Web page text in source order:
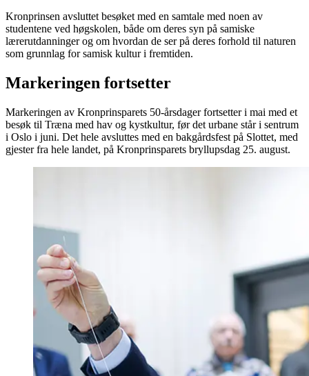
Kronprinsen avsluttet besøket med en samtale med noen av
studentene ved høgskolen, både om deres syn på samiske
lærerutdanninger og om hvordan de ser på deres forhold til naturen
som grunnlag for samisk kultur i fremtiden.
Markeringen fortsetter
Markeringen av Kronprinsparets 50-årsdager fortsetter i mai med et
besøk til Træna med hav og kystkultur, før det urbane står i sentrum
i Oslo i juni. Det hele avsluttes med en bakgårdsfest på Slottet, med
gjester fra hele landet, på Kronprinsparets bryllupsdag 25. august.